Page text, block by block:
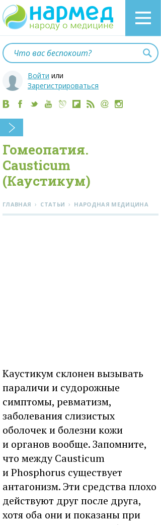
Войти или
Зарегистрироваться
Гомеопатия.
Causticum
(Каустикум)
ГЛАВНАЯ › СТАТЬИ › НАРОДНАЯ МЕДИЦИНА
Каустикум склонен вызывать
параличи и судорожные
симптомы, ревматизм,
заболевания слизистых
оболочек и болезни кожи
и органов вообще. Запомните,
что между Causticum
и Phosphorus существует
антагонизм. Эти средства плохо
действуют друг после друга,
хотя оба они и показаны при